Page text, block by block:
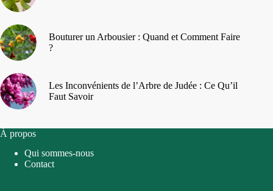
Bouturer un Arbousier : Quand et Comment Faire
?
Les Inconvénients de l’Arbre de Judée : Ce Qu’il
Faut Savoir
À propos
Qui sommes-nous
Contact